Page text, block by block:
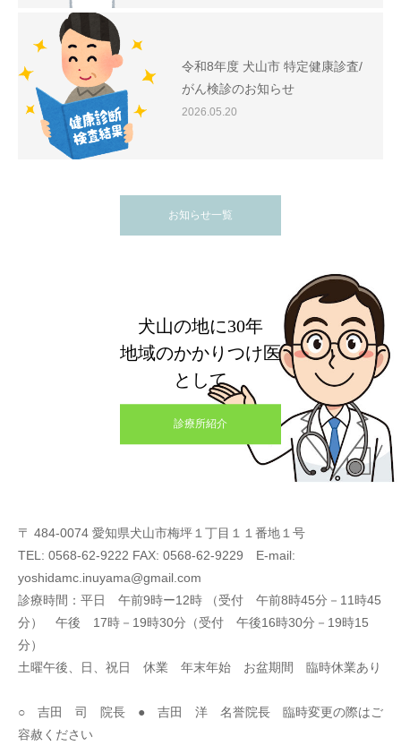
令和8年度 犬山市 特定健康診査/
がん検診のお知らせ
2026.05.20
お知らせ一覧
犬山の地に30年
地域のかかりつけ医
として
診療所紹介
〒 484-0074 愛知県犬山市梅坪１丁目１１番地１号
TEL: 0568-62-9222 FAX: 0568-62-9229 E-mail:
yoshidamc.inuyama@gmail.com
診療時間：平日 午前9時ー12時 （受付 午前8時45分－11時45
分） 午後 17時－19時30分（受付 午後16時30分－19時15
分）
土曜午後、日、祝日 休業 年末年始 お盆期間 臨時休業あり
○ 吉田 司 院長 ● 吉田 洋 名誉院長 臨時変更の際はご
容赦ください